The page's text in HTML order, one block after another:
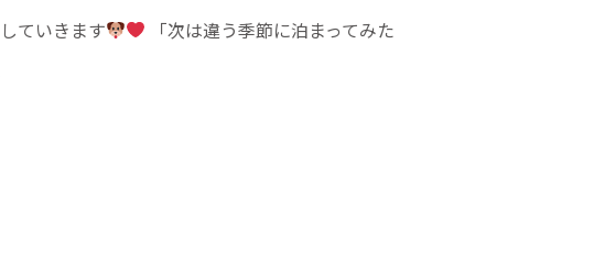
ていきます
「次は違う季節に泊まってみた